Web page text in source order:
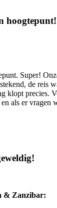
hoogtepunt!
Super!
de reis
klopt precies.
als er vragen
& Zanzibar: